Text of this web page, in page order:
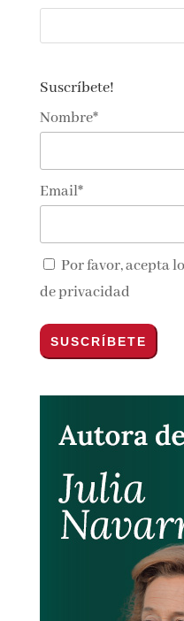
Suscríbete!
Nombre*
Email*
Por favor, acepta los